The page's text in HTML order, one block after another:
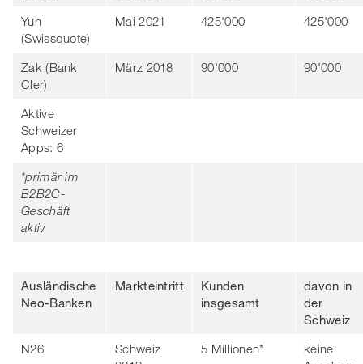
Yuh
(Swissquote)
Mai 2021 425'000 425'000
Zak (Bank
Cler)
März 2018 90'000 90'000
Aktive
Schweizer
Apps: 6
*primär im
B2B2C-
Geschäft
aktiv
Ausländische
Neo-Banken
Markteintritt
Kunden
insgesamt
davon in
der
Schweiz
N26
Schweiz
5 Millionen*
keine